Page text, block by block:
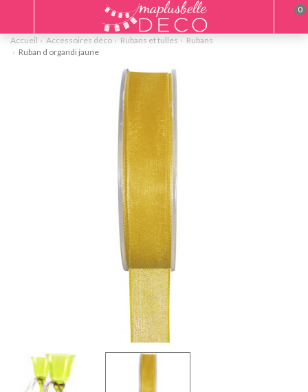
Accueil Accessoires déco Rubans et tulles
Rubans
Ruban d organdi jaune
0